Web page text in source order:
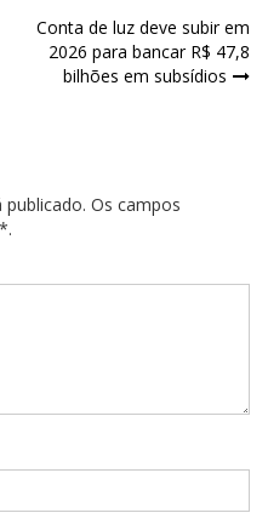
Conta de luz deve subir em
2026 para bancar R$ 47,8
bilhões em subsídios
Os campos